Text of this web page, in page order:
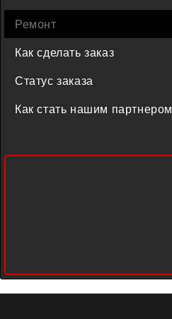
Ремонт
Как сделать заказ
Статус заказа
Как стать нашим партнером